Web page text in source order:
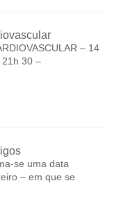
– 14
21h 30 –
se uma data
– em que se